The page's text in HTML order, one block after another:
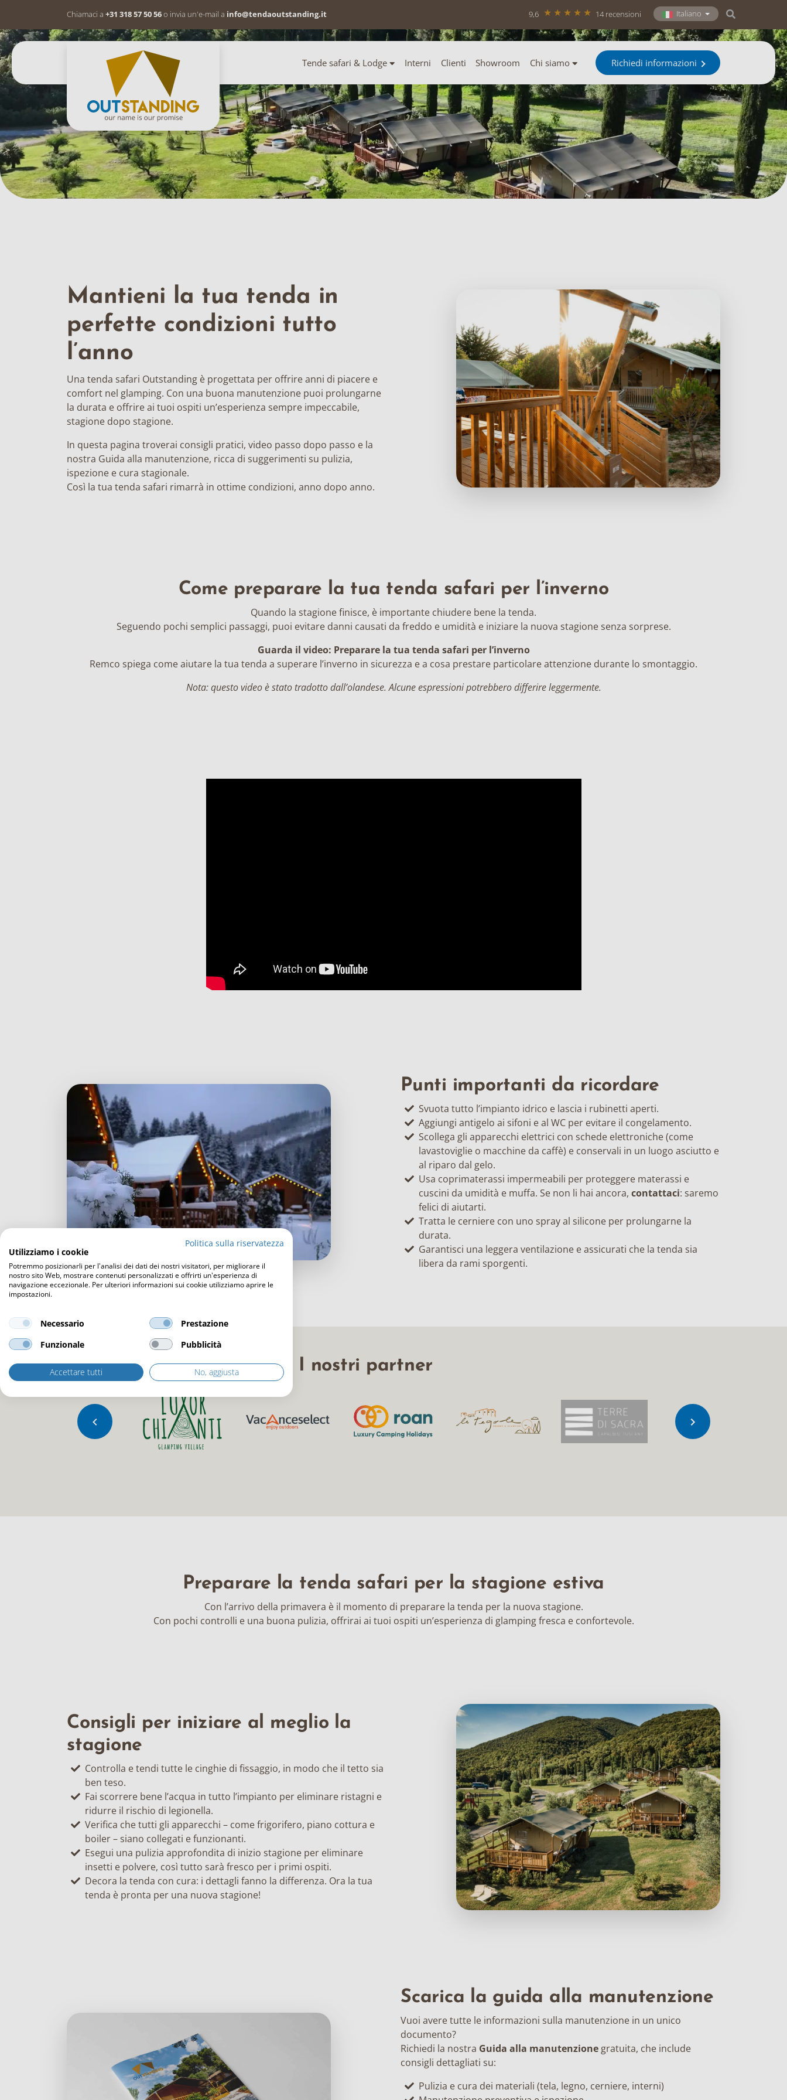
Chiamaci a +31 318 57 50 56o invia un'e-mail a info@tendaoutstanding.it 9,6 14 recensioni Italiano
Tende safari & Lodge Interni Clienti Showroom Chi siamo Richiedi informazioni
Mantieni la tua tenda in
perfette condizioni tutto
l’anno
Una tenda safari Outstanding è progettata per offrire anni di piacere e
comfort nel glamping. Con una buona manutenzione puoi prolungarne
la durata e offrire ai tuoi ospiti un’esperienza sempre impeccabile,
stagione dopo stagione.
In questa pagina troverai consigli pratici, video passo dopo passo e la
nostra Guida alla manutenzione, ricca di suggerimenti su pulizia,
ispezione e cura stagionale.
Così la tua tenda safari rimarrà in ottime condizioni, anno dopo anno.
Come preparare la tua tenda safari per l’inverno
Quando la stagione finisce, è importante chiudere bene la tenda.
Seguendo pochi semplici passaggi, puoi evitare danni causati da freddo e umidità e iniziare la nuova stagione senza sorprese.
Guarda il video: Preparare la tua tenda safari per l’inverno
Remco spiega come aiutare la tua tenda a superare l’inverno in sicurezza e a cosa prestare particolare attenzione durante lo smontaggio.
Nota: questo video è stato tradotto dall’olandese. Alcune espressioni potrebbero differire leggermente.
Punti importanti da ricordare
Svuota tutto l’impianto idrico e lascia i rubinetti aperti.
Aggiungi antigelo ai sifoni e al WC per evitare il congelamento.
Scollega gli apparecchi elettrici con schede elettroniche (come
lavastoviglie o macchine da caffè) e conservali in un luogo asciutto e
al riparo dal gelo.
Usa coprimaterassi impermeabili per proteggere materassi e
cuscini da umidità e muffa. Se non li hai ancora,contattaci: saremo
felici di aiutarti.
Tratta le cerniere con uno spray al silicone per prolungarne la
durata.
Garantisci una leggera ventilazione e assicurati che la tenda sia
libera da rami sporgenti.
I nostri partner
Preparare la tenda safari per la stagione estiva
Con l’arrivo della primavera è il momento di preparare la tenda per la nuova stagione.
Con pochi controlli e una buona pulizia, offrirai ai tuoi ospiti un’esperienza di glamping fresca e confortevole.
Consigli per iniziare al meglio la
stagione
Controlla e tendi tutte le cinghie di fissaggio, in modo che il tetto sia
ben teso.
Fai scorrere bene l’acqua in tutto l’impianto per eliminare ristagni e
ridurre il rischio di legionella.
Verifica che tutti gli apparecchi – come frigorifero, piano cottura e
boiler – siano collegati e funzionanti.
Esegui una pulizia approfondita di inizio stagione per eliminare
insetti e polvere, così tutto sarà fresco per i primi ospiti.
Decora la tenda con cura: i dettagli fanno la differenza. Ora la tua
tenda è pronta per una nuova stagione!
Scarica la guida alla manutenzione
Vuoi avere tutte le informazioni sulla manutenzione in un unico
documento?
Richiedi la nostra Guida alla manutenzione gratuita, che include
consigli dettagliati su:
Pulizia e cura dei materiali (tela, legno, cerniere, interni)
Politica sulla riservatezza
Utilizziamo i cookie
Potremmo posizionarli per l'analisi dei dati dei nostri visitatori, per migliorare il
nostro sito Web, mostrare contenuti personalizzati e offrirti un'esperienza di
navigazione eccezionale. Per ulteriori informazioni sui cookie utilizziamo aprire le
impostazioni.
Necessario
Prestazione
Funzionale
Pubblicità
Accettare tutti No, aggiusta